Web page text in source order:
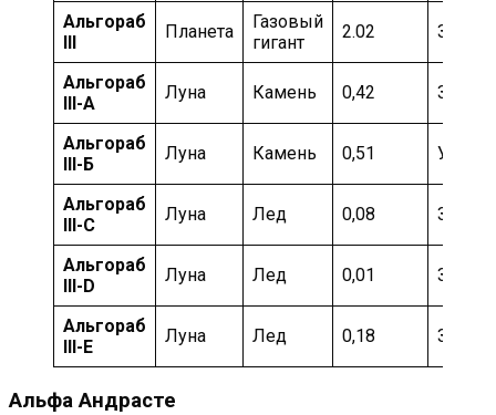
Альгораб
Планета
Газовый
гигант
2.02
Альгораб
III-А
Луна Камень 0,42
Альгораб
III-Б
Луна Камень 0,51
Альгораб
III-C
Луна Лед 0,08
Альгораб
III-D
Луна Лед 0,01
Альгораб
III-E
Луна Лед 0,18
Альфа Андрасте